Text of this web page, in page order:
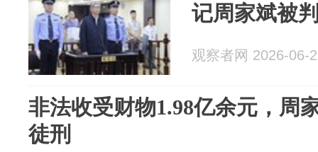
记周家斌被
观察者网 2026-06-
非法收受财物1.98亿余元，周
徒刑